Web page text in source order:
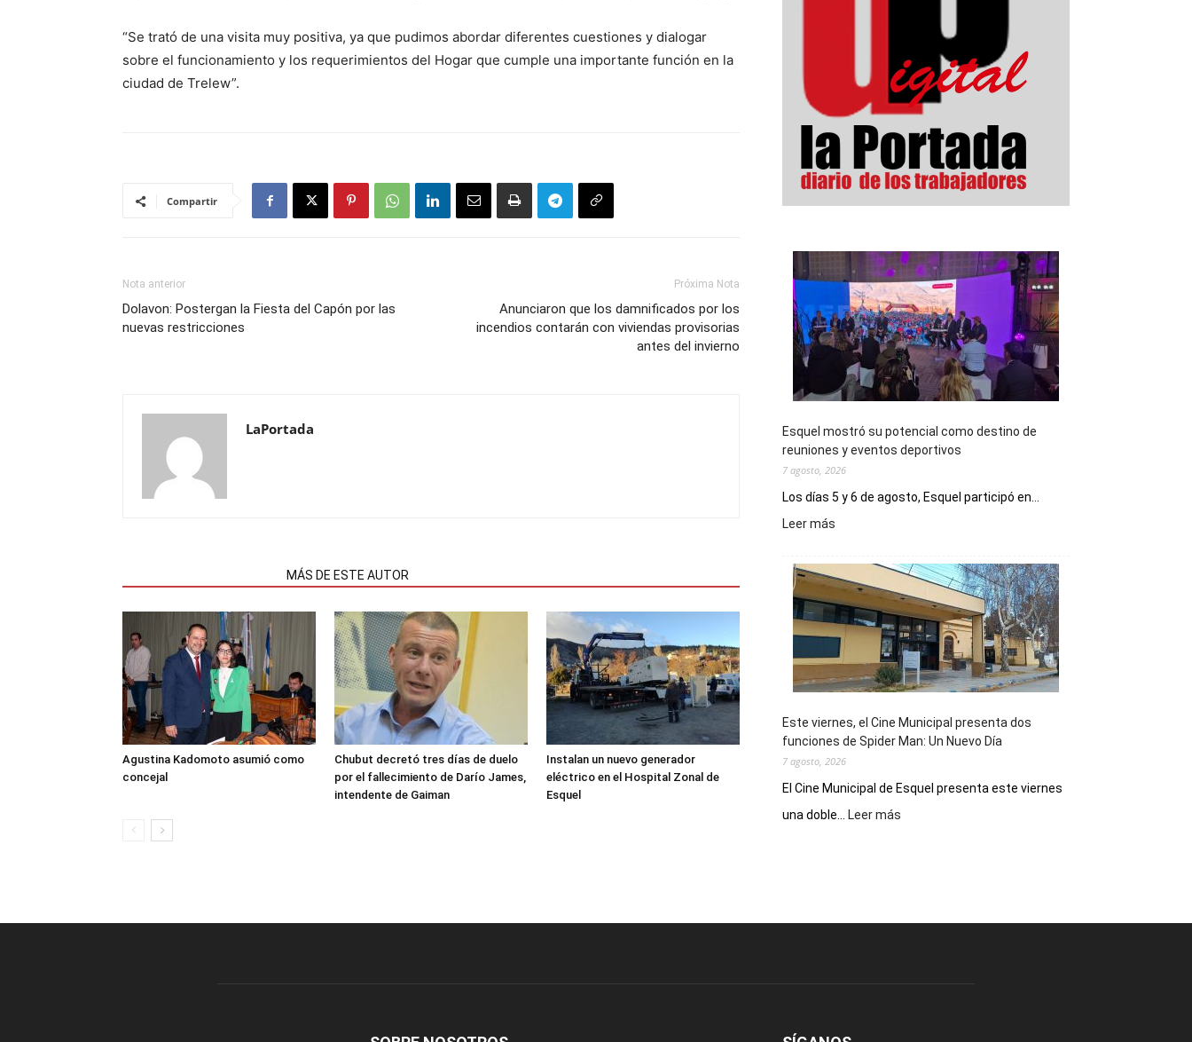
“Se trató de una visita muy positiva, ya que pudimos abordar diferentes cuestiones y dialogar
sobre el funcionamiento y los requerimientos del Hogar que cumple una importante función en la
ciudad de Trelew”.
Compartir
Nota anterior
Dolavon: Postergan la Fiesta del Capón por las
nuevas restricciones
Próxima Nota
Anunciaron que los damnificados por los
incendios contarán con viviendas provisorias
antes del invierno
LaPortada
MÁS DE ESTE AUTOR
Agustina Kadomoto asumió como
concejal
Chubut decretó tres días de duelo
por el fallecimiento de Darío James,
intendente de Gaiman
Instalan un nuevo generador
eléctrico en el Hospital Zonal de
Esquel
Esquel mostró su potencial como destino de
reuniones y eventos deportivos
7 agosto, 2026
Los días 5 y 6 de agosto, Esquel participó en...
Leer más
su
potencial
como
destino
de
reuniones
y
deportivos
Este viernes, el Cine Municipal presenta dos
funciones de Spider Man: Un Nuevo Día
7 agosto, 2026
El Cine Municipal de Esquel presenta este viernes
una doble...
Leer más
presenta